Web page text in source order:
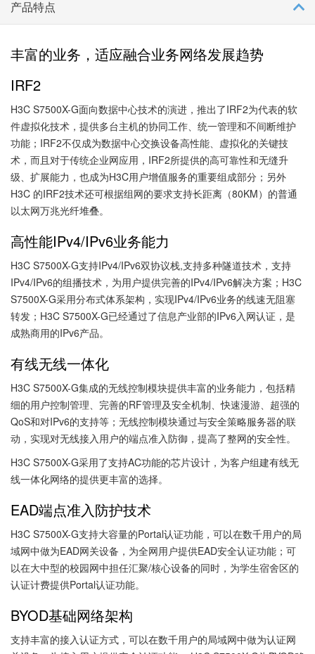
产品特点
丰富的业务，适应融合业务网络发展趋势
IRF2
H3C S7500X-G面向数据中心技术的演进，推出了IRF2为代表的软
件虚拟化技术，提供多台主机的协同工作、统一管理和不间断维护
功能；IRF2不仅成为数据中心交换设备高性能、虚拟化的关键技
术，而且对于传统企业网应用，IRF2所提供的高可靠性和无缝升
级、扩展能力，也成为H3C用户增值服务的重要组成部分；另外
H3C 的IRF2技术还可根据组网的要求支持长距离（80KM）的普通
以太网万兆光纤堆叠。
高性能IPv4/IPv6业务能力
H3C S7500X-G支持IPv4/IPv6双协议栈,支持多种隧道技术，支持
IPv4/IPv6的组播技术，为用户提供完善的IPv4/IPv6解决方案；H3C
S7500X-G采用分布式体系架构，实现IPv4/IPv6业务的线速无阻塞
转发；H3C S7500X-G已经通过了信息产业部的IPv6入网认证，是
成熟商用的IPv6产品。
有线无线一体化
H3C S7500X-G集成的无线控制模块提供丰富的业务能力，包括精
细的用户控制管理、完善的RF管理及安全机制、快速漫游、超强的
QoS和对IPv6的支持等；无线控制模块通过与安全策略服务器的联
动，实现对无线接入用户的端点准入防御，提高了整网的安全性。
H3C S7500X-G采用了支持AC功能的芯片设计，为客户组建有线无
线一体化网络的提供更丰富的选择。
EAD端点准入防护技术
H3C S7500X-G支持大容量的Portal认证功能，可以在数千用户的局
域网中做为EAD网关设备，为全网用户提供EAD安全认证功能；可
以在大中型的校园网中担任汇聚/核心设备的同时，为学生宿舍区的
认证计费提供Portal认证功能。
BYOD基础网络架构
支持丰富的接入认证方式，可以在数千用户的局域网中做为认证网